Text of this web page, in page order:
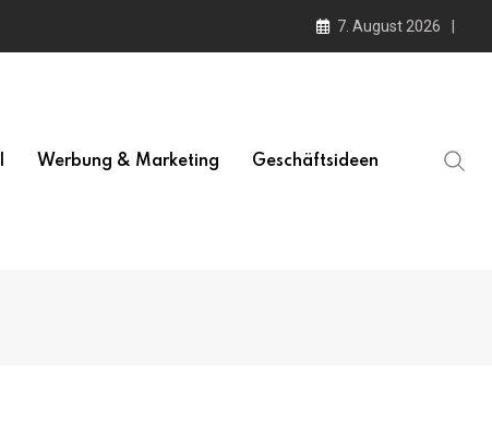
7. August 2026
Werbung & Marketing Geschäftsideen